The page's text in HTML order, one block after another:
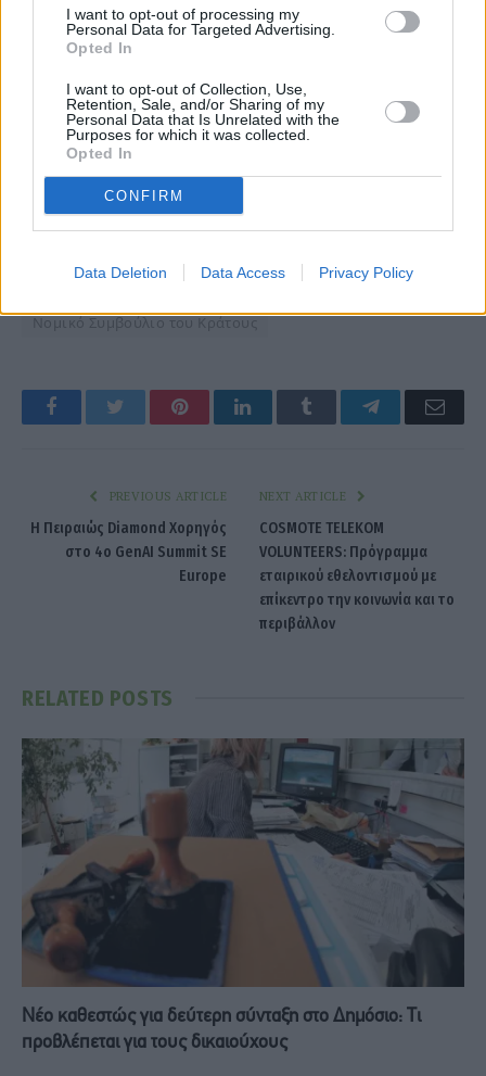
I want to opt-out of processing my
Personal Data for Targeted Advertising.
Opted In
I want to opt-out of Collection, Use,
Retention, Sale, and/or Sharing of my
Personal Data that Is Unrelated with the
Purposes for which it was collected.
Opted In
CONFIRM
Data Deletion Data Access Privacy Policy
Νομικό Συμβούλιο του Κράτους
Facebook Twitter PinterestLinkedIn Tumblr Telegram
PREVIOUS ARTICLE
Η Πειραιώς Diamond Xορηγός
στο 4ο GenAI Summit SE
Europe
NEXT ARTICLE
COSMOTE TELEKOM
VOLUNTEERS: Πρόγραμμα
εταιρικού εθελοντισμού με
επίκεντρο την κοινωνία και το
περιβάλλον
RELATED POSTS
Νέο καθεστώς για δεύτερη σύνταξη στο Δημόσιο: Τι
προβλέπεται για τους δικαιούχους